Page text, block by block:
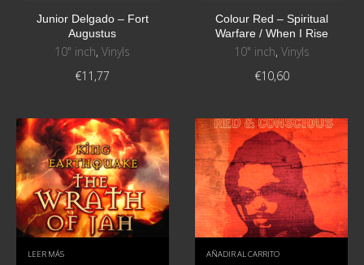
Junior Delgado ‎– Fort
Augustus
10" inch,Vinyls
€11,77
Colour Red ‎– Spiritual
Warfare / When I Rise
10" inch, Vinyls
€10,60
LEER MÁS AÑADIR AL CARRITO